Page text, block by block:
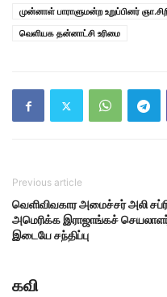
முன்னாள் பாராளுமன்ற உறுப்பினர்
வெளியக தன்னாட்சி உரிமை
Previous article
வெளிவிவகார அமைச்சர் அலி
அமெரிக்க இராஜாங்கச்
இடையே சந்திப்பு
கவி